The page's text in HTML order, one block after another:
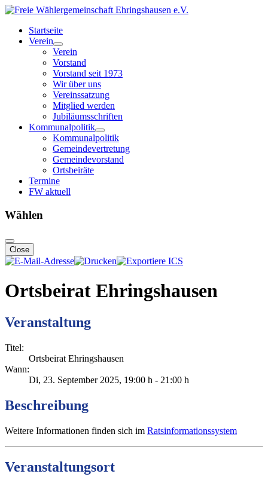
Startseite
Verein
Verein
Vorstand
Vorstand seit 1973
Wir über uns
Vereinssatzung
Mitglied werden
Jubiläumsschriften
Kommunalpolitik
Kommunalpolitik
Gemeindevertretung
Gemeindevorstand
Ortsbeiräte
Termine
FW aktuell
Wählen
Close
Ortsbeirat Ehringshausen
Veranstaltung
Titel:
Ortsbeirat Ehringshausen
Wann:
Di, 23. September 2025, 19:00 h - 21:00 h
Beschreibung
Weitere Informationen finden sich im Ratsinformationssystem
Veranstaltungsort